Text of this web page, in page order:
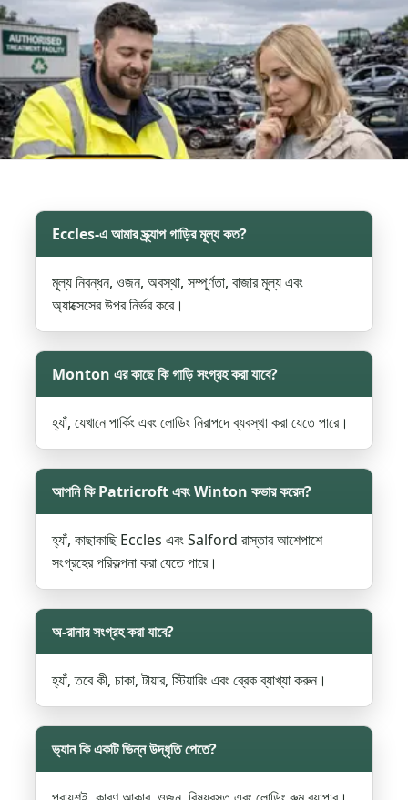
Eccles-এ আমার স্ক্র্যাপ গাড়ির মূল্য কত?
মূল্য নিবন্ধন, ওজন, অবস্থা, সম্পূর্ণতা, বাজার মূল্য এবং
অ্যাক্সেসের উপর নির্ভর করে।
Monton এর কাছে কি গাড়ি সংগ্রহ করা যাবে?
হ্যাঁ, যেখানে পার্কিং এবং লোডিং নিরাপদে ব্যবস্থা করা যেতে পারে।
আপনি কি Patricroft এবং Winton কভার করেন?
হ্যাঁ, কাছাকাছি Eccles এবং Salford রাস্তার আশেপাশে
সংগ্রহের পরিকল্পনা করা যেতে পারে।
অ-রানার সংগ্রহ করা যাবে?
হ্যাঁ, তবে কী, চাকা, টায়ার, স্টিয়ারিং এবং ব্রেক ব্যাখ্যা করুন।
ভ্যান কি একটি ভিন্ন উদ্ধৃতি পেতে?